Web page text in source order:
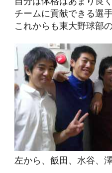
て
い
ま
校
で
す。
高
に
は
「全
力
疾
走」
伝
統
が
つ
も
り
に
高
校
練
習
会
参
加
し
た
こ
と
が
あ
り
し
た
の
す
が
現
の
東
大
野
球
部
員
の
方
と
が
き
る
な
ど、
非
常
に
多
く
の
刺
激
を
ー
に
接
て
く
れ
こ
と
が
印
象
に
残
っ
て
一
倍
努
し
て
必
チ
ー
ム
に
貢
献
で
き
る
願
い
し
す。
チームに貢献できる選
これからも東大野球部
左から、飯田、水谷、